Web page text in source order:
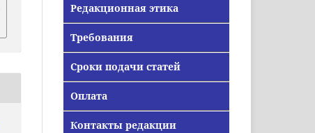
Редакционная этика
Требования
Сроки подачи статей
Оплата
Контакты редакции